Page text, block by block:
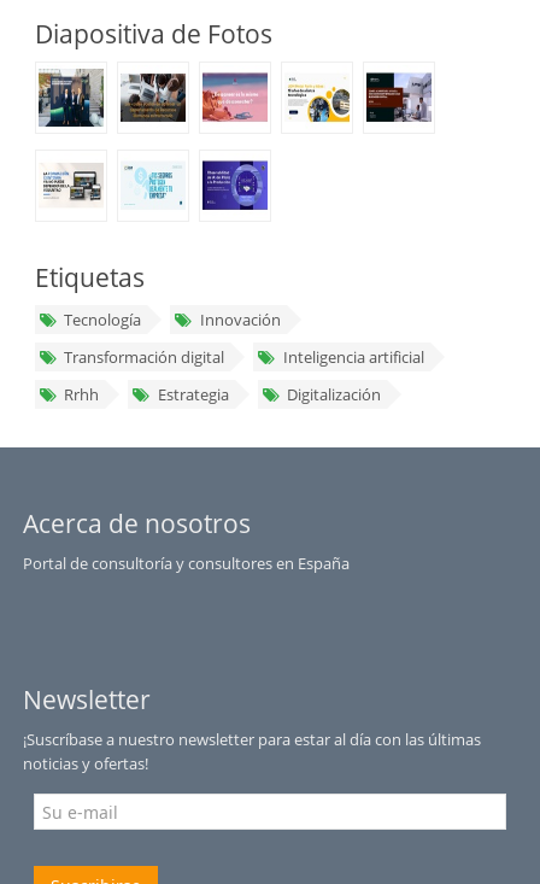
Diapositiva de Fotos
Etiquetas
Tecnología
Innovación
Transformación digital
Inteligencia artificial
Rrhh
Estrategia Digitalización
Acerca de nosotros
Portal de consultoría y consultores en España
Newsletter
¡Suscríbase a nuestro newsletter para estar al día con las últimas
noticias y ofertas!